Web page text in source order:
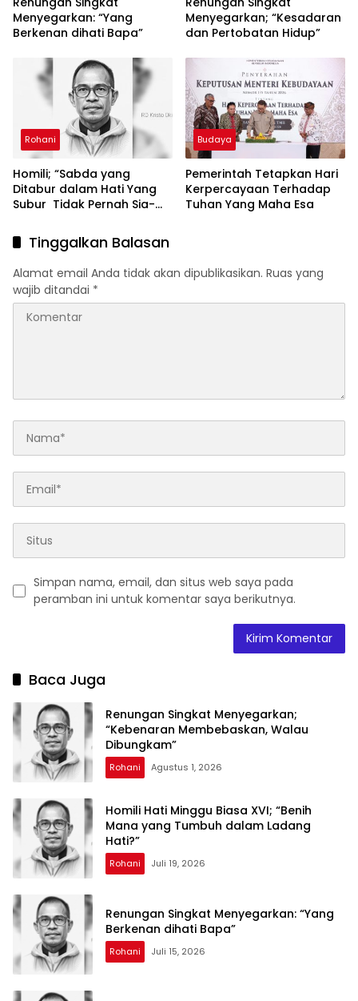
Menyegarkan: “Yang
Berkenan dihati Bapa”
Menyegarkan; “Kesadaran
dan Pertobatan Hidup”
Rohani
Homili; “Sabda yang
Ditabur dalam Hati Yang
Subur Tidak Pernah Sia-
Budaya
Pemerintah Tetapkan Hari
Kerpercayaan Terhadap
Tuhan Yang Maha Esa
Tinggalkan Balasan
Alamat email Anda tidak akan dipublikasikan. Ruas yang
wajib ditandai *
Simpan nama, email, dan situs web saya pada
peramban ini untuk komentar saya berikutnya.
Baca Juga
Renungan Singkat Menyegarkan;
“Kebenaran Membebaskan, Walau
Dibungkam”
Rohani Agustus 1, 2026
Homili Hati Minggu Biasa XVI; “Benih
Mana yang Tumbuh dalam Ladang
Hati?”
Rohani Juli 19, 2026
Renungan Singkat Menyegarkan: “Yang
Berkenan dihati Bapa”
Rohani Juli 15, 2026